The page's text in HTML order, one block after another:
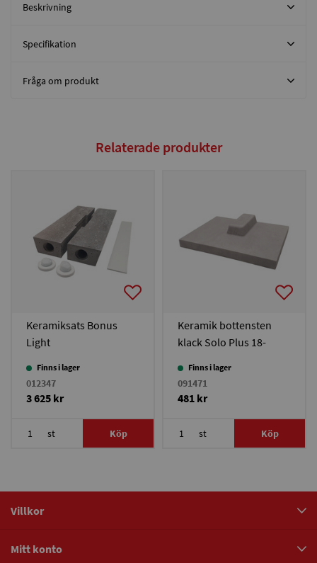
Beskrivning
Specifikation
Fråga om produkt
Relaterade produkter
Keramiksats Bonus
Light
Finns i lager
012347
3 625 kr
st Köp
Keramik bottensten
klack Solo Plus 18-
Finns i lager
091471
481 kr
st Köp
Villkor
Mitt konto